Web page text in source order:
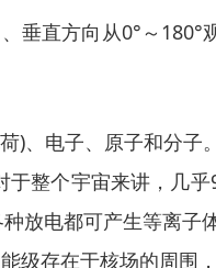
直方向从0°～180°
)、电子、原子和分子
整个宇宙来讲，几
放电都可产生等离子
存在于核场的周围，